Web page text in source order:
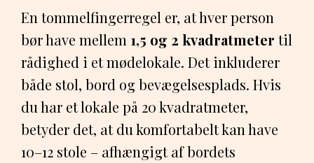
En tommelfingerregel er, at hver person
bør have mellem 1,5 og 2 kvadratmeter til
rådighed i et mødelokale. Det inkluderer
både stol, bord og bevægelsesplads. Hvis
du har et lokale på 20 kvadratmeter,
betyder det, at du komfortabelt kan have
10–12 stole – afhængigt af bordets